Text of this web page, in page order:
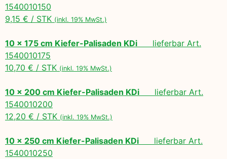
1540010150
9,15 € / STK (inkl. 19% MwSt.)
10 x 175 cm Kiefer-Palisaden KDi lieferbar Art.
1540010175
10,70 € / STK (inkl. 19% MwSt.)
10 x 200 cm Kiefer-Palisaden KDi lieferbar Art.
1540010200
12,20 € / STK (inkl. 19% MwSt.)
10 x 250 cm Kiefer-Palisaden KDi lieferbar Art.
1540010250